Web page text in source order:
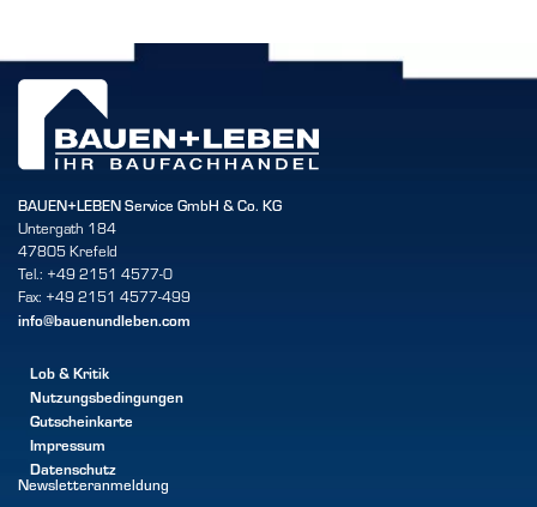
BAUEN+LEBEN Service GmbH & Co. KG
Untergath 184
47805 Krefeld
Tel.: +49 2151 4577-0
Fax: +49 2151 4577-499
info@bauenundleben.com
Lob & Kritik
Nutzungsbedingungen
Gutscheinkarte
Impressum
Datenschutz
Newsletteranmeldung